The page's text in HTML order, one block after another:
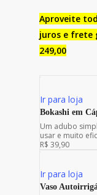
Aproveite
juros e frete
249,00
Ir para loja
Bokashi em
Um adubo
usar e muito
R$ 39,90
Ir para loja
Vaso